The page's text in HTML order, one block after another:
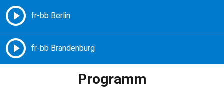
Freie Radios – Berlin Brandenburg
Programm